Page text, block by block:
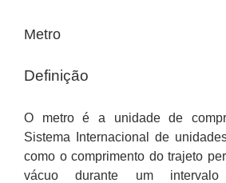
Metro
Definição
O metro é a unidade de
Sistema Internacional de
como o comprimento do trajeto
vácuo durante um